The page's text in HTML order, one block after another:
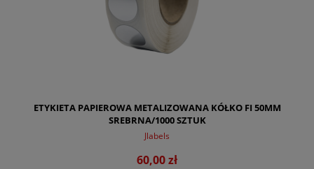
ETYKIETA PAPIEROWA METALIZOWANA KÓŁKO FI 50MM
SREBRNA/1000 SZTUK
Jlabels
60,00 zł